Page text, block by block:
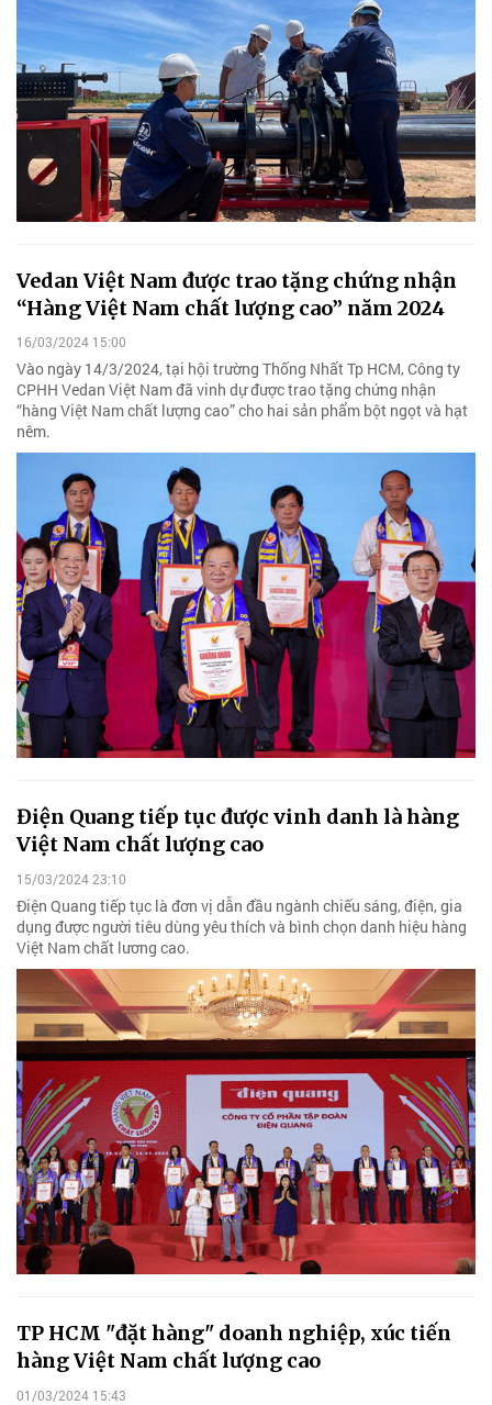
Vedan Việt Nam được trao tặng chứng nhận
“Hàng Việt Nam chất lượng cao” năm 2024
16/03/2024 15:00
Vào ngày 14/3/2024, tại hội trường Thống Nhất Tp HCM, Công ty
CPHH Vedan Việt Nam đã vinh dự được trao tặng chứng nhận
“hàng Việt Nam chất lượng cao” cho hai sản phẩm bột ngọt và hạt
nêm.
Điện Quang tiếp tục được vinh danh là hàng
Việt Nam chất lượng cao
15/03/2024 23:10
Điện Quang tiếp tục là đơn vị dẫn đầu ngành chiếu sáng, điện, gia
dụng được người tiêu dùng yêu thích và bình chọn danh hiệu hàng
Việt Nam chất lương cao.
TP HCM "đặt hàng" doanh nghiệp, xúc tiến
hàng Việt Nam chất lượng cao
01/03/2024 15:43